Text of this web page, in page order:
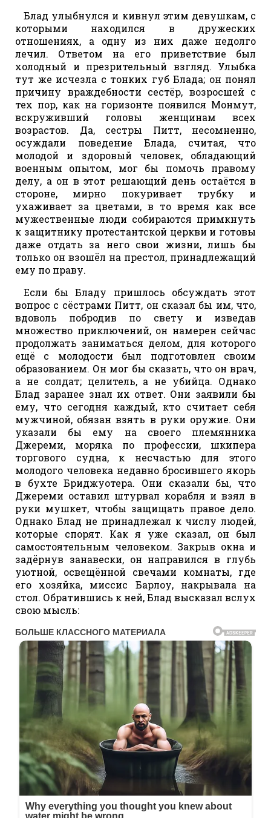
Блад улыбнулся и кивнул этим девушкам, с
которыми находился в дружеских
отношениях, а одну из них даже недолго
лечил. Ответом на его приветствие был
холодный и презрительный взгляд. Улыбка
тут же исчезла с тонких губ Блада; он понял
причину враждебности сестёр, возросшей с
тех пор, как на горизонте появился Монмут,
вскруживший головы женщинам всех
возрастов. Да, сестры Питт, несомненно,
осуждали поведение Блада, считая, что
молодой и здоровый человек, обладающий
военным опытом, мог бы помочь правому
делу, а он в этот решающий день остаётся в
стороне, мирно покуривает трубку и
ухаживает за цветами, в то время как все
мужественные люди собираются примкнуть
к защитнику протестантской церкви и готовы
даже отдать за него свои жизни, лишь бы
только он взошёл на престол, принадлежащий
ему по праву.
Если бы Бладу пришлось обсуждать этот
вопрос с сёстрами Питт, он сказал бы им, что,
вдоволь побродив по свету и изведав
множество приключений, он намерен сейчас
продолжать заниматься делом, для которого
ещё с молодости был подготовлен своим
образованием. Он мог бы сказать, что он врач,
а не солдат; целитель, а не убийца. Однако
Блад заранее знал их ответ. Они заявили бы
ему, что сегодня каждый, кто считает себя
мужчиной, обязан взять в руки оружие. Они
указали бы ему на своего племянника
Джереми, моряка по профессии, шкипера
торгового судна, к несчастью для этого
молодого человека недавно бросившего якорь
в бухте Бриджуотера. Они сказали бы, что
Джереми оставил штурвал корабля и взял в
руки мушкет, чтобы защищать правое дело.
Однако Блад не принадлежал к числу людей,
которые спорят. Как я уже сказал, он был
самостоятельным человеком. Закрыв окна и
задёрнув занавески, он направился в глубь
уютной, освещённой свечами комнаты, где
его хозяйка, миссис Барлоу, накрывала на
стол. Обратившись к ней, Блад высказал вслух
свою мысль: